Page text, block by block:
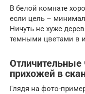
В белой комнате
если цель –
Ничуть не хуже
темными цветами в
Отличительные
прихожей в
Глядя на фото-